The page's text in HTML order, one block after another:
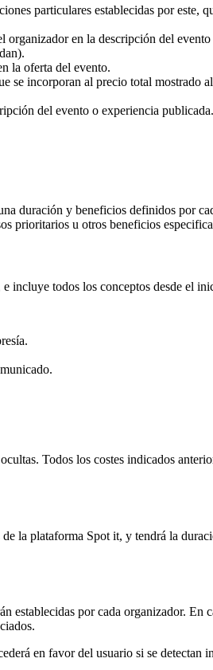
particulares establecidas por este,
organizador en la descripción del
la oferta del evento.
se incorporan al precio total mostrado
del evento o experiencia publicada.
duración y beneficios definidos por
prioritarios u otros beneficios
incluye todos los conceptos desde el
Todos los costes indicados
la plataforma Spot it, y tendrá la
establecidas por cada organizador.
en favor del usuario si se detectan